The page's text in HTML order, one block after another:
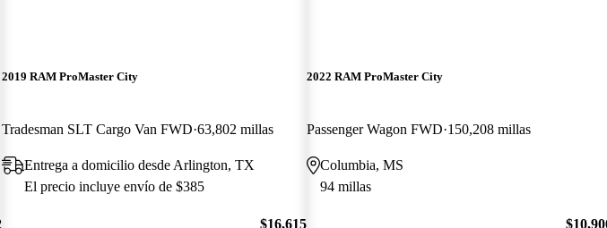
2019 RAM ProMaster City
Tradesman SLT Cargo Van FWD 63,802 millas
Entrega a domicilio desde Arlington, TX
El precio incluye envío de $385
$16,615
2022 RAM ProMaster City
Passenger Wagon FWD 150,208 millas
Columbia, MS
94 millas